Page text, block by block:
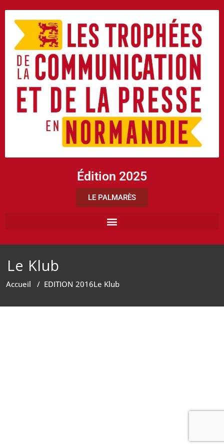
Édition 2025
LE PALMARÈS
Le Klub
Accueil / EDITION 2016Le Klub